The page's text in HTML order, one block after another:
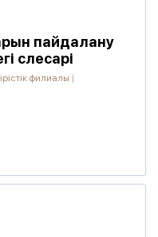
пайдалану
слесарі
филиалы |